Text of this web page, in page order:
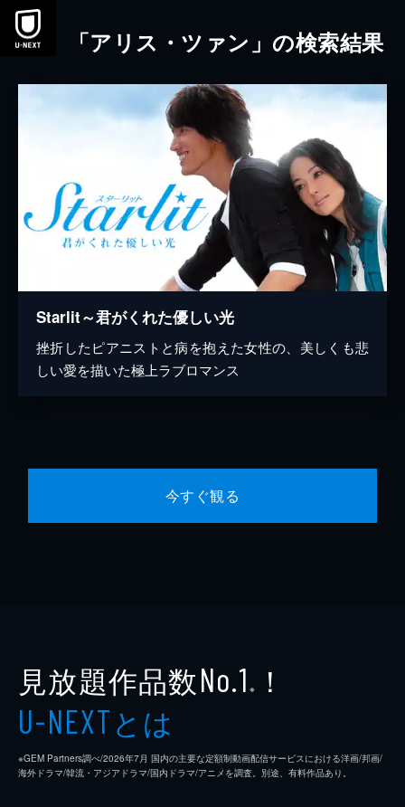
本文へスキップ
「アリス・ツァン」の検索結果
Starlit～君がくれた優しい光
挫折したピアニストと病を抱えた女性の、美しくも悲
しい愛を描いた極上ラブロマンス
今すぐ観る
見放題作品数No.1 ※ ！
U-NEXTとは
※GEM Partners調べ/2026年7⽉ 国内の主要な定額制動画配信サービスにおける洋画/邦画/
海外ドラマ/韓流・アジアドラマ/国内ドラマ/アニメを調査。別途、有料作品あり。